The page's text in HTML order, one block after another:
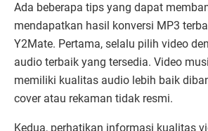
Ada beberapa tips yang dapat
mendapatkan hasil konversi MP3
Y2Mate. Pertama, selalu pilih video
audio terbaik yang tersedia. Video
memiliki kualitas audio lebih baik
cover atau rekaman tidak resmi.
Kedua, perhatikan informasi kualitas